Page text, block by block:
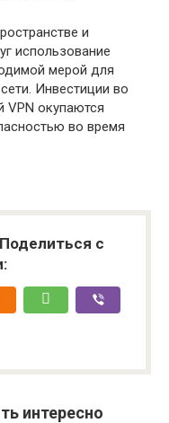
и
использование
мерой для
Инвестиции во
VPN окупаются
во время
с
интересно